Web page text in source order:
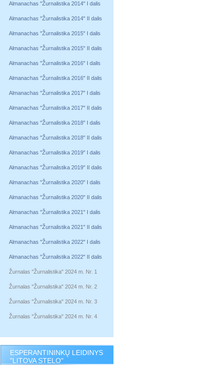
Almanachas "Žurnalistika 2014" I dalis
Almanachas "Žurnalistika 2014" II dalis
Almanachas "Žurnalistika 2015" I dalis
Almanachas "Žurnalistika 2015" II dalis
Almanachas "Žurnalistika 2016" I dalis
Almanachas "Žurnalistika 2016" II dalis
Almanachas "Žurnalistika 2017" I dalis
Almanachas "Žurnalistika 2017" II dalis
Almanachas "Žurnalistika 2018" I dalis
Almanachas "Žurnalistika 2018" II dalis
Almanachas "Žurnalistika 2019" I dalis
Almanachas "Žurnalistika 2019" II dalis
Almanachas "Žurnalistika 2020" I dalis
Almanachas "Žurnalistika 2020" II dalis
Almanachas "Žurnalistika 2021" I dalis
Almanachas "Žurnalistika 2021" II dalis
Almanachas "Žurnalistika 2022" I dalis
Almanachas "Žurnalistika 2022" II dalis
Žurnalas "Žurnalistika" 2024 m. Nr. 1
Žurnalas "Žurnalistika" 2024 m. Nr. 2
Žurnalas "Žurnalistika" 2024 m. Nr. 3
Žurnalas "Žurnalistika" 2024 m. Nr. 4
ESPERANTININKŲ LEIDINYS
"LITOVA STELO"